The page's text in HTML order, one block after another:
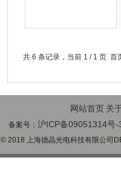
共 6 条记录，当前 1 / 1 页
网站首页 关
备案号：沪ICP备09051314号-
© 2018 上海德晶光电科技有限公司